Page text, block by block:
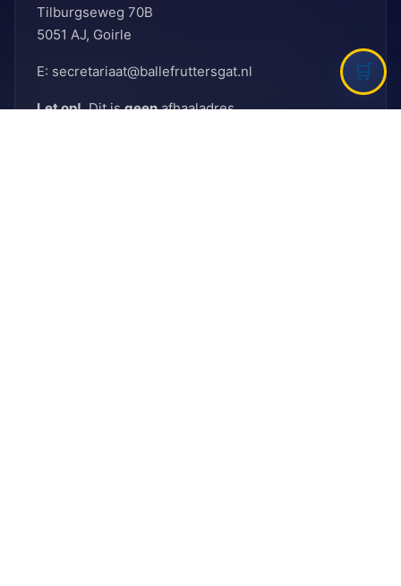
Tilburgseweg 70B
5051 AJ, Goirle
E: secretariaat@ballefruttersgat.nl
Let op!Dit isgeenafhaaladres.